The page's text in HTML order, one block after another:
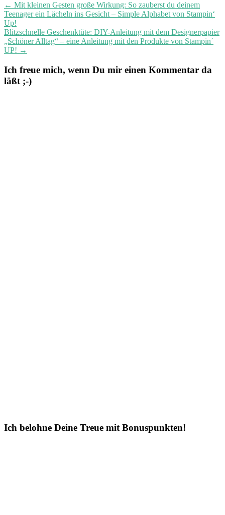
← Mit kleinen Gesten große Wirkung: So zauberst du deinem
Teenager ein Lächeln ins Gesicht – Simple Alphabet von Stampin‘
Up!
Blitzschnelle Geschenktüte: DIY-Anleitung mit dem Designerpapier
„Schöner Alltag“ – eine Anleitung mit den Produkte von Stampin´
UP! →
Ich freue mich, wenn Du mir einen Kommentar da
läßt ;-)
Ich belohne Deine Treue mit Bonuspunkten!